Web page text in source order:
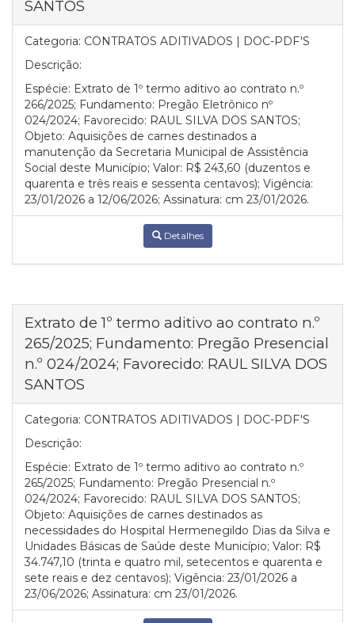
SANTOS
Categoria: CONTRATOS ADITIVADOS | DOC-PDF'S
Descrição:
Espécie: Extrato de 1º termo aditivo ao contrato n.º
266/2025; Fundamento: Pregão Eletrônico nº
024/2024; Favorecido: RAUL SILVA DOS SANTOS;
Objeto: Aquisições de carnes destinados a
manutenção da Secretaria Municipal de Assistência
Social deste Município; Valor: R$ 243,60 (duzentos e
quarenta e três reais e sessenta centavos); Vigência:
23/01/2026 a 12/06/2026; Assinatura: cm 23/01/2026.
Detalhes
Extrato de 1º termo aditivo ao contrato n.º
265/2025; Fundamento: Pregão Presencial
n.º 024/2024; Favorecido: RAUL SILVA DOS
SANTOS
Categoria: CONTRATOS ADITIVADOS | DOC-PDF'S
Descrição:
Espécie: Extrato de 1º termo aditivo ao contrato n.º
265/2025; Fundamento: Pregão Presencial n.º
024/2024; Favorecido: RAUL SILVA DOS SANTOS;
Objeto: Aquisições de carnes destinados as
necessidades do Hospital Hermenegildo Dias da Silva e
Unidades Básicas de Saúde deste Município; Valor: R$
34.747,10 (trinta e quatro mil, setecentos e quarenta e
sete reais e dez centavos); Vigência: 23/01/2026 a
23/06/2026; Assinatura: cm 23/01/2026.